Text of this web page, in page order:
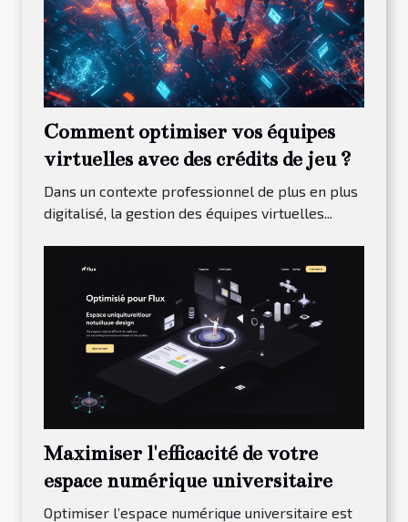
Comment optimiser vos équipes
virtuelles avec des crédits de jeu ?
Dans un contexte professionnel de plus en plus
digitalisé, la gestion des équipes virtuelles...
Maximiser l'efficacité de votre
espace numérique universitaire
Optimiser l’espace numérique universitaire est